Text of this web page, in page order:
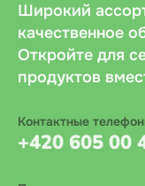
Широкий
качественное
Откройте для
продуктов
Контактные
+420 605 00